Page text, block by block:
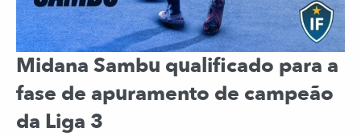
Midana Sambu qualificado para a
fase de apuramento de campeão
da Liga 3